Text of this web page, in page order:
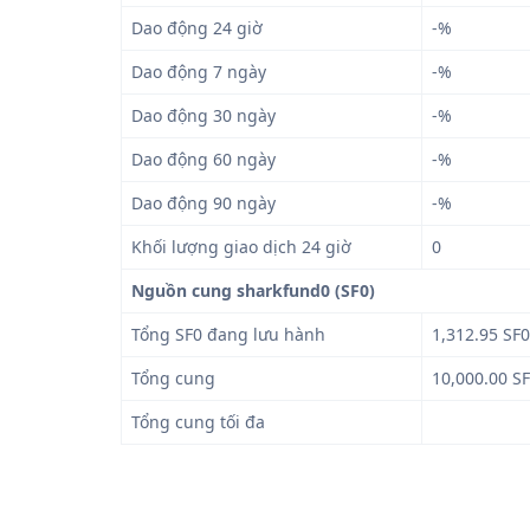
Dao động 24 giờ
-%
Dao động 7 ngày
-%
Dao động 30 ngày
-%
Dao động 60 ngày
-%
Dao động 90 ngày
-%
Khối lượng giao dịch 24 giờ
0
Nguồn cung sharkfund0 (SF0)
Tổng SF0 đang lưu hành
1,312.95 SF0
Tổng cung
10,000.00
Tổng cung tối đa